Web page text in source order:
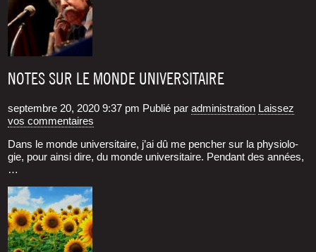
NOTES SUR LE MONDE UNIVERSITAIRE
septembre 20, 2020 9:37 pm Publié paradministration Laissez
vos commentaires
Dans le monde uni­ver­si­taire, j’ai dû me pen­cher sur la phy­sio­lo­
gie, pour ain­si dire, du monde uni­ver­si­taire. Pen­dant des années,
…